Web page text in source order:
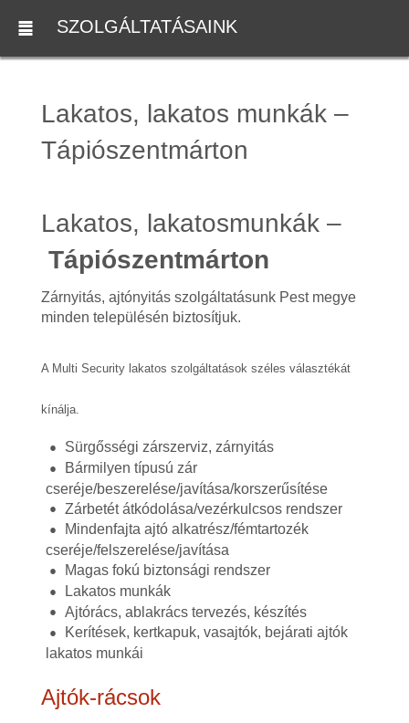
SZOLGÁLTATÁSAINK
Lakatos, lakatos munkák –
Tápiószentmárton
Lakatos, lakatosmunkák –
Tápiószentmárton
Zárnyitás, ajtónyitás szolgáltatásunk Pest megye
minden településén biztosítjuk.
A Multi Security lakatos szolgáltatások széles választékát
kínálja.
Sürgősségi zárszerviz, zárnyitás
Bármilyen típusú zár
cseréje/beszerelése/javítása/korszerűsítése
Zárbetét átkódolása/vezérkulcsos rendszer
Mindenfajta ajtó alkatrész/fémtartozék
cseréje/felszerelése/javítása
Magas fokú biztonsági rendszer
Lakatos munkák
Ajtórács, ablakrács tervezés, készítés
Kerítések, kertkapuk, vasajtók, bejárati ajtók
lakatos munkái
Ajtók-rácsok